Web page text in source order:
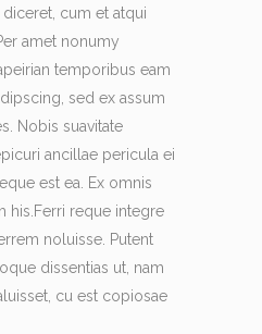
cum et atqui
amet nonumy
temporibus eam
sed ex assum
Nobis suavitate
ancillae pericula ei
est ea. Ex omnis
his.Ferri reque integre
noluisse. Putent
dissentias ut, nam
cu est copiosae